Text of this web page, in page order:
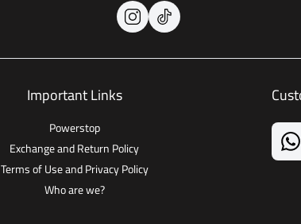
Important Links
Powerstop
Exchange and Return Policy
Terms of Use and Privacy Policy
Who are we?